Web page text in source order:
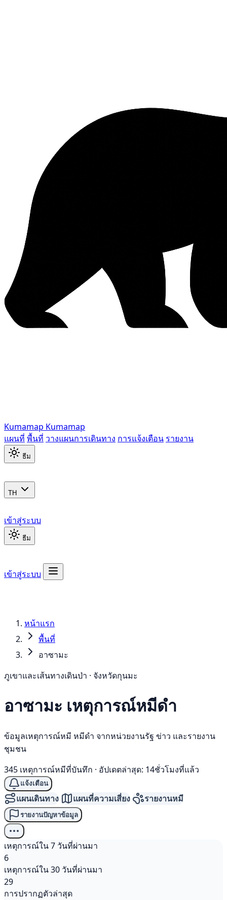
Kumamap Kumamap
แผนที่ พื้นที่ วางแผนการเดินทาง การแจ้งเตือน รายงาน
ธีม
TH
เข้าสู่ระบบ
ธีม
เข้าสู่ระบบ
หน้าแรก
พื้นที่
อาซามะ
ภูเขาและเส้นทางเดินป่า · จังหวัดกุนมะ
อาซามะ เหตุการณ์หมีดำ
ข้อมูลเหตุการณ์หมี หมีดำ จากหน่วยงานรัฐ ข่าว และรายงาน
ชุมชน
345 เหตุการณ์หมีที่บันทึก · อัปเดตล่าสุด: 14ชั่วโมงที่แล้ว
แจ้งเตือน
แผนเดินทาง แผนที่ความเสี่ยง รายงานหมี
รายงานปัญหาข้อมูล
เหตุการณ์ใน 7 วันที่ผ่านมา
6
เหตุการณ์ใน 30 วันที่ผ่านมา
29
การปรากฏตัวล่าสุด